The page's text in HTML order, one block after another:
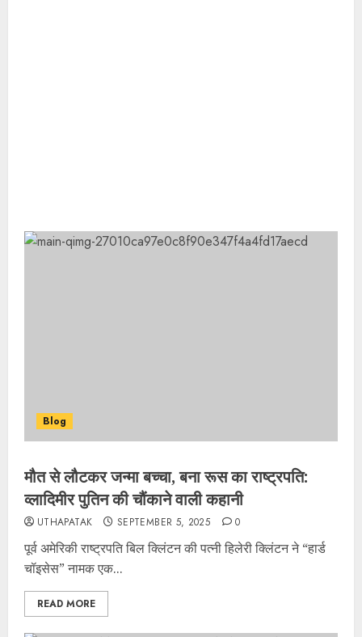
Blog
मौत से लौटकर जन्मा बच्चा, बना रूस का राष्ट्रपति:
व्लादिमीर पुतिन की चौंकाने वाली कहानी
UTHAPATAK SEPTEMBER 5, 2025 0
पूर्व अमेरिकी राष्ट्रपति बिल क्लिंटन की पत्नी हिलेरी क्लिंटन ने “हार्ड
चॉइसेस” नामक एक...
READ MORE